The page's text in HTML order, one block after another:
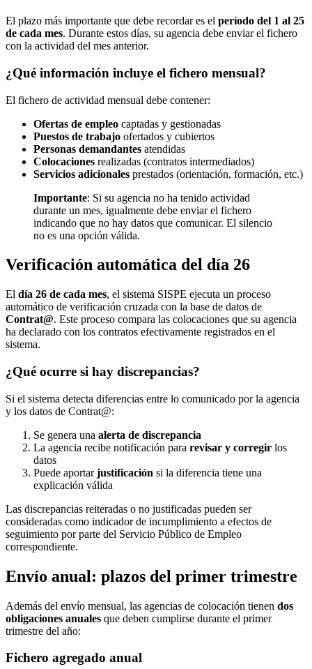
El plazo más importante que debe recordar es el período del 1 al 25
de cada mes. Durante estos días, su agencia debe enviar el fichero
con la actividad del mes anterior.
¿Qué información incluye el fichero mensual?
El fichero de actividad mensual debe contener:
Ofertas de empleo captadas y gestionadas
Puestos de trabajo ofertados y cubiertos
Personas demandantes atendidas
Colocaciones realizadas (contratos intermediados)
Servicios adicionales prestados (orientación, formación, etc.)
Importante: Si su agencia no ha tenido actividad
durante un mes, igualmente debe enviar el fichero
indicando que no hay datos que comunicar. El silencio
no es una opción válida.
Verificación automática del día 26
El día 26 de cada mes, el sistema SISPE ejecuta un proceso
automático de verificación cruzada con la base de datos de
Contrat@. Este proceso compara las colocaciones que su agencia
ha declarado con los contratos efectivamente registrados en el
sistema.
¿Qué ocurre si hay discrepancias?
Si el sistema detecta diferencias entre lo comunicado por la agencia
y los datos de Contrat@:
Se genera una alerta de discrepancia
La agencia recibe notificación para revisar y corregir los
datos
Puede aportarjustificación si la diferencia tiene una
explicación válida
Las discrepancias reiteradas o no justificadas pueden ser
consideradas como indicador de incumplimiento a efectos de
seguimiento por parte del Servicio Público de Empleo
correspondiente.
Envío anual: plazos del primer trimestre
Además del envío mensual, las agencias de colocación tienen dos
obligaciones anuales que deben cumplirse durante el primer
trimestre del año:
Fichero agregado anual